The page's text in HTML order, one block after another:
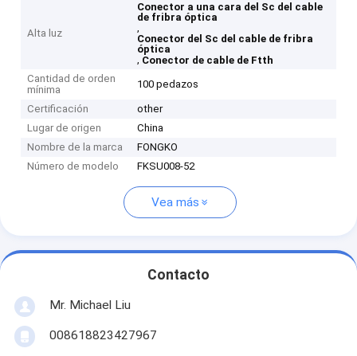
Alta luz
Conector a una cara del Sc del cable
de fribra óptica
,
Conector del Sc del cable de fribra
óptica
, Conector de cable de Ftth
Cantidad de orden
mínima
100 pedazos
Certificación
other
Lugar de origen
China
Nombre de la marca
FONGKO
Número de modelo
FKSU008-52
Vea más
Contacto
Mr. Michael Liu
008618823427967